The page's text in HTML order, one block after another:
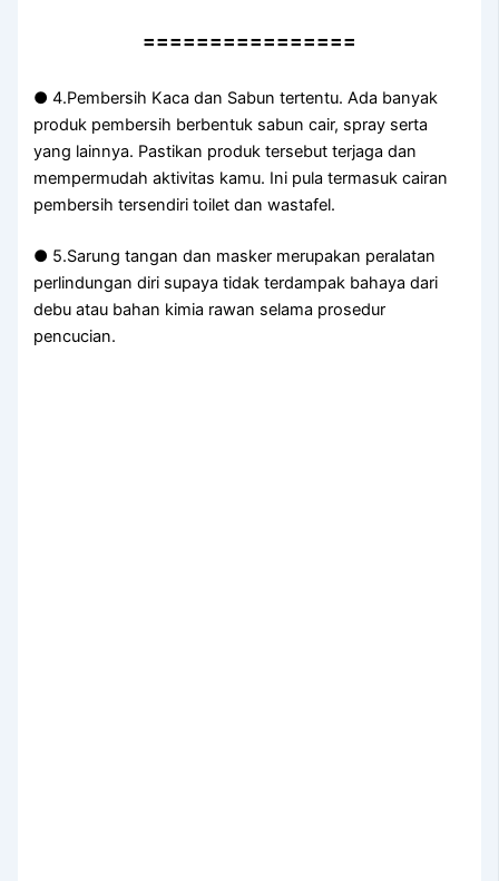
================
● 4.Pembersih Kaca dan Sabun tertentu. Ada banyak
produk pembersih berbentuk sabun cair, spray serta
yang lainnya. Pastikan produk tersebut terjaga dan
mempermudah aktivitas kamu. Ini pula termasuk cairan
pembersih tersendiri toilet dan wastafel.
● 5.Sarung tangan dan masker merupakan peralatan
perlindungan diri supaya tidak terdampak bahaya dari
debu atau bahan kimia rawan selama prosedur
pencucian.